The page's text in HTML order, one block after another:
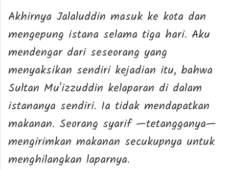
Akhirnya Jalaluddin masuk ke kota dan
mengepung istana selama tiga hari. Aku
mendengar dari seseorang yang
menyaksikan sendiri kejadian itu, bahwa
Sultan Mu'izzuddin kelaparan di dalam
istananya sendiri. Ia tidak mendapatkan
makanan. Seorang syarif —tetangganya—
mengirimkan makanan secukupnya untuk
menghilangkan laparnya.